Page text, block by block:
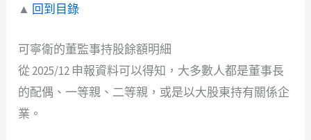
▲ 回到目錄
可寧衛的董監事持股餘額明細
從 2025/12 申報資料可以得知，大多數人都是董事長
的配偶、一等親、二等親，或是以大股東持有關係企
業。